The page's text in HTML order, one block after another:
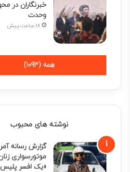
خبرنگاران در
وحدت
18 ساعت پیش
همه (1093)
نوشته های محبوب
گزارش رسانه
موتورسواری
«یک افسر پلیس